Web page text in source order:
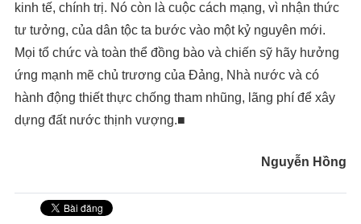
kinh tế, chính trị. Nó còn là cuộc cách mạng, vì nhận thức
tư tưởng, của dân tộc ta bước vào một kỷ nguyên mới.
Mọi tổ chức và toàn thể đồng bào và chiến sỹ hãy hưởng
ứng mạnh mẽ chủ trương của Đảng, Nhà nước và có
hành động thiết thực chống tham nhũng, lãng phí để xây
dựng đất nước thịnh vượng.■
Nguyễn Hồng